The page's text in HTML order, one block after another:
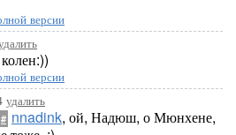
версии
версии
удалить
# nnadink, ой, Надюш, о Мюнхене,